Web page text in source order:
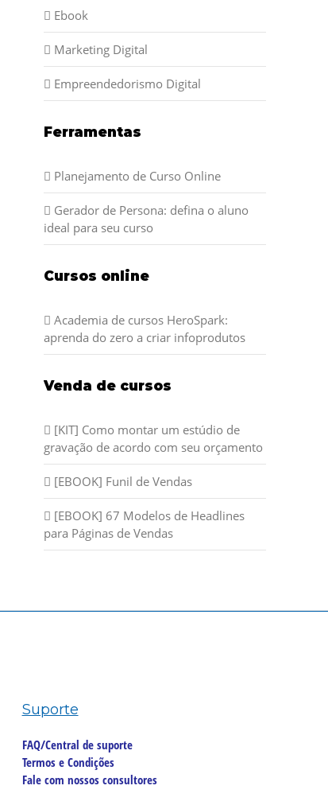
Ebook
Marketing Digital
Empreendedorismo Digital
Ferramentas
Planejamento de Curso Online
Gerador de Persona: defina o aluno
ideal para seu curso
Cursos online
Academia de cursos HeroSpark:
aprenda do zero a criar infoprodutos
Venda de cursos
[KIT] Como montar um estúdio de
gravação de acordo com seu orçamento
[EBOOK] Funil de Vendas
[EBOOK] 67 Modelos de Headlines
para Páginas de Vendas
Suporte
FAQ/Central de suporte
Termos e Condições
Fale com nossos consultores